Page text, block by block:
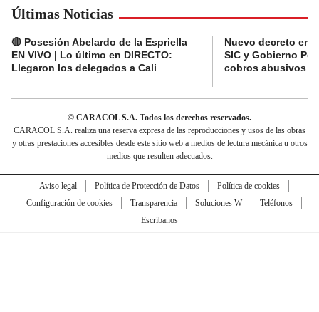
Últimas Noticias
🔴 Posesión Abelardo de la Espriella
EN VIVO | Lo último en DIRECTO:
Llegaron los delegados a Cali
Nuevo decreto en
SIC y Gobierno
cobros abusivos y
© CARACOL S.A. Todos los derechos reservados.
CARACOL S.A. realiza una reserva expresa de las reproducciones y usos de las obras
y otras prestaciones accesibles desde este sitio web a medios de lectura mecánica u otros
medios que resulten adecuados.
Aviso legal Política de Protección de Datos
Política de cookies
Configuración de cookies
Transparencia Soluciones W
Teléfonos
Escríbanos